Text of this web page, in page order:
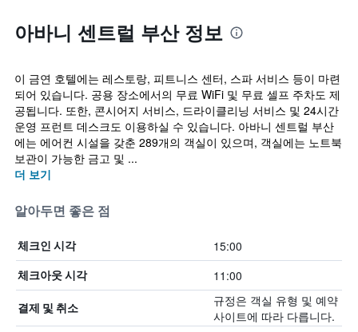
아바니 센트럴 부산 정보
이 금연 호텔에는 레스토랑, 피트니스 센터, 스파 서비스 등이 마련
되어 있습니다. 공용 장소에서의 무료 WiFi 및 무료 셀프 주차도 제
공됩니다. 또한, 콘시어지 서비스, 드라이클리닝 서비스 및 24시간
운영 프런트 데스크도 이용하실 수 있습니다. 아바니 센트럴 부산
에는 에어컨 시설을 갖춘 289개의 객실이 있으며, 객실에는 노트북
보관이 가능한 금고 및 ...
더 보기
알아두면 좋은 점
체크인 시각 15:00
체크아웃 시각 11:00
결제 및 취소
규정은 객실 유형 및 예약
사이트에 따라 다릅니다.